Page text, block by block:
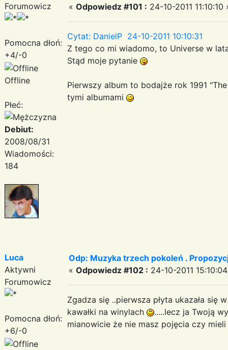
Forumowicz
Pomocna dłoń:
+4/-0
Offline
Płeć:
Debiut:
2008/08/31
Wiadomości:
184
« Odpowiedz #101 : 24-10-2011 11:10:10
Cytat: DanielP 24-10-2011 10:10:31
Z tego co mi wiadomo, to Universe w
Stąd moje pytanie
Pierwszy album to bodajże rok 1991
tymi albumami
Luca
Aktywni
Forumowicz
Pomocna dłoń:
+6/-0
Odp: Muzyka trzech pokoleń .
« Odpowiedz #102 : 24-10-2011
Zgadza się ..pierwsza płyta ukazała się
kawałki na winylach
.....lecz ja Twoją
mianowicie że nie masz pojęcia czy